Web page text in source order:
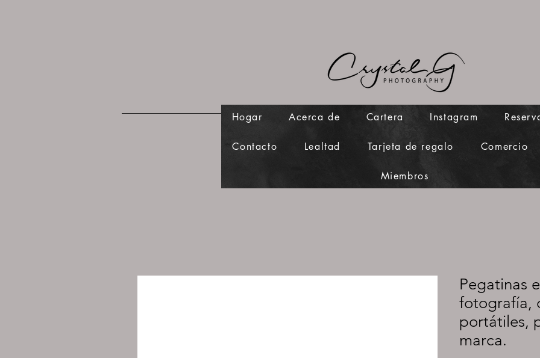
Hogar Acerca de Cartera Instagram
Contacto Lealtad Tarjeta de regalo Comercio
Miembros
Pegatinas
fotografía,
portátiles,
marca.